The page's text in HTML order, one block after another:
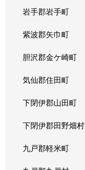
岩手郡岩手町
紫波郡矢巾町
胆沢郡金ケ崎町
気仙郡住田町
下閉伊郡山田町
下閉伊郡田野畑村
九戸郡軽米町